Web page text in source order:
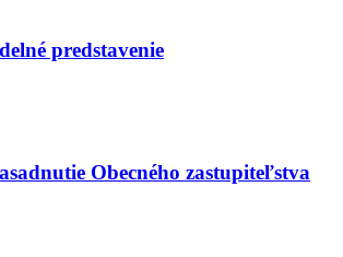
predstavenie
Obecného zastupiteľstva